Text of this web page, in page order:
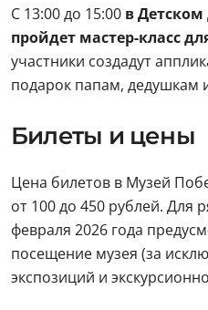
С 13:00 до 15:00 в Детском
пройдет мастер-класс
участники создадут
подарок папам, дедушкам
Билеты и цены
Цена билетов в Музей
от 100 до 450 рублей. Для
февраля 2026 года
посещение музея (за
экспозиций и